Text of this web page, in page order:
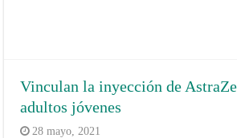
Vinculan la inyección de
adultos jóvenes
28 mayo, 2021